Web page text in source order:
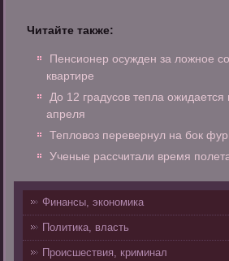
Читайте также:
Пенсионер осужден за ложное
квартире
До 12 градусов тепла
апреля
Тепловоз перевернул на бок
Ученые рассчитали время
Финансы, экономика
Политика, власть
Происшествия, криминал